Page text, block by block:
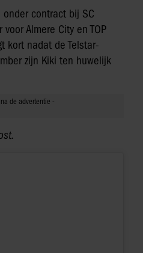
contract bij SC
Almere City en TOP
kort nadat de Telstar-
zijn Kiki ten huwelijk